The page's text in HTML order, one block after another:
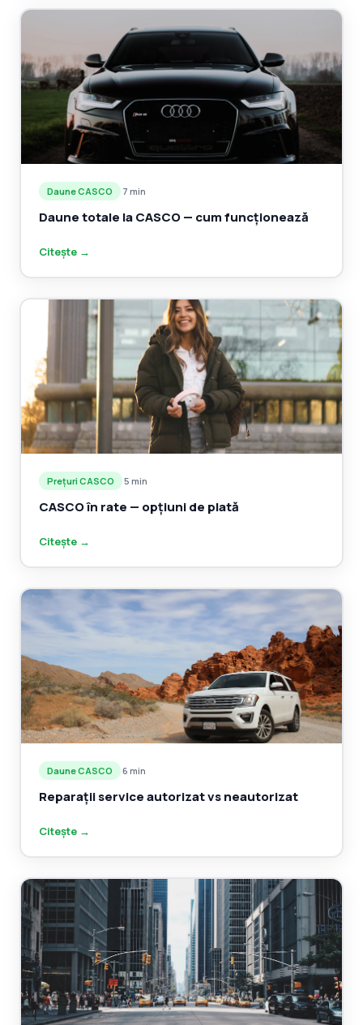
Daune CASCO · 7 min
Daune totale la CASCO — cum funcționează
Citește →
Prețuri CASCO ·5 min
CASCO în rate — opțiuni de plată
Citește →
Daune CASCO ·6 min
Reparații service autorizat vs neautorizat
Citește →